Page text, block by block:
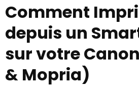
Comment
depuis un
sur votre
& Mopria)